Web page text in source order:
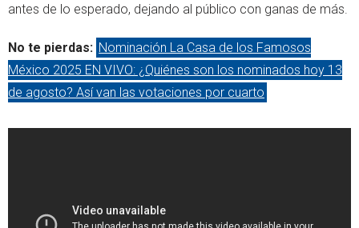
antes de lo esperado, dejando al público con ganas de más.
No te pierdas: Nominación La Casa de los Famosos
México 2025 EN VIVO: ¿Quiénes son los nominados hoy 13
de agosto? Así van las votaciones por cuarto